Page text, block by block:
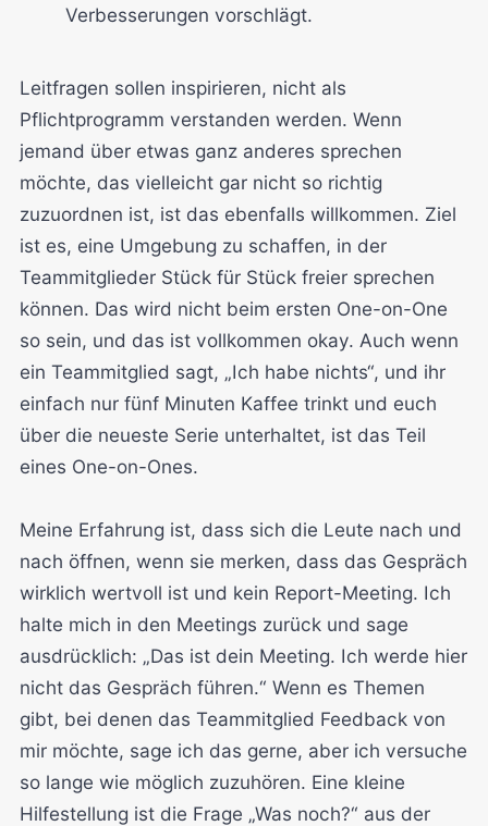
Verbesserungen vorschlägt.
Leitfragen sollen inspirieren, nicht als
Pflichtprogramm verstanden werden. Wenn
jemand über etwas ganz anderes sprechen
möchte, das vielleicht gar nicht so richtig
zuzuordnen ist, ist das ebenfalls willkommen. Ziel
ist es, eine Umgebung zu schaffen, in der
Teammitglieder Stück für Stück freier sprechen
können. Das wird nicht beim ersten One-on-One
so sein, und das ist vollkommen okay. Auch wenn
ein Teammitglied sagt, „Ich habe nichts“, und ihr
einfach nur fünf Minuten Kaffee trinkt und euch
über die neueste Serie unterhaltet, ist das Teil
eines One-on-Ones.
Meine Erfahrung ist, dass sich die Leute nach und
nach öffnen, wenn sie merken, dass das Gespräch
wirklich wertvoll ist und kein Report-Meeting. Ich
halte mich in den Meetings zurück und sage
ausdrücklich: „Das ist dein Meeting. Ich werde hier
nicht das Gespräch führen.“ Wenn es Themen
gibt, bei denen das Teammitglied Feedback von
mir möchte, sage ich das gerne, aber ich versuche
so lange wie möglich zuzuhören. Eine kleine
Hilfestellung ist die Frage „Was noch?“ aus der